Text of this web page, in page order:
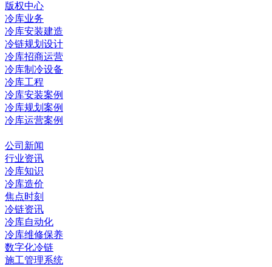
版权中心
冷库业务
冷库安装建造
冷链规划设计
冷库招商运营
冷库制冷设备
冷库工程
冷库安装案例
冷库规划案例
冷库运营案例
公司新闻
行业资讯
冷库知识
冷库造价
焦点时刻
冷链资讯
冷库自动化
冷库维修保养
数字化冷链
施工管理系统